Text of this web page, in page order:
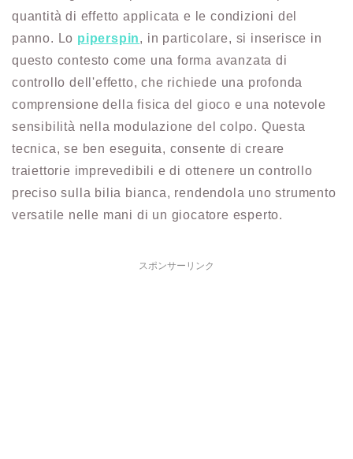
quantità di effetto applicata e le condizioni del
panno. Lo piperspin, in particolare, si inserisce in
questo contesto come una forma avanzata di
controllo dell'effetto, che richiede una profonda
comprensione della fisica del gioco e una notevole
sensibilità nella modulazione del colpo. Questa
tecnica, se ben eseguita, consente di creare
traiettorie imprevedibili e di ottenere un controllo
preciso sulla bilia bianca, rendendola uno strumento
versatile nelle mani di un giocatore esperto.
スポンサーリンク